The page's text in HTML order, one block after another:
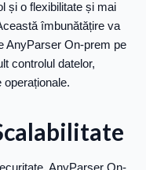
și o flexibilitate și mai
îmbunătățire va
AnyParser On-prem pe
controlul datelor,
operaționale.